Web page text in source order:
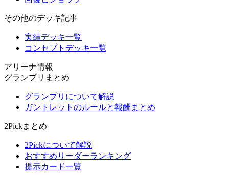
その他のデッキ記事
実績デッキ一覧
コンセプトデッキ一覧
アリーナ情報
グランプリまとめ
グランプリについて解説
ガントレットのルールと報酬まとめ
2Pickまとめ
2Pickについて解説
おすすめリーダーランキング
提示カード一覧